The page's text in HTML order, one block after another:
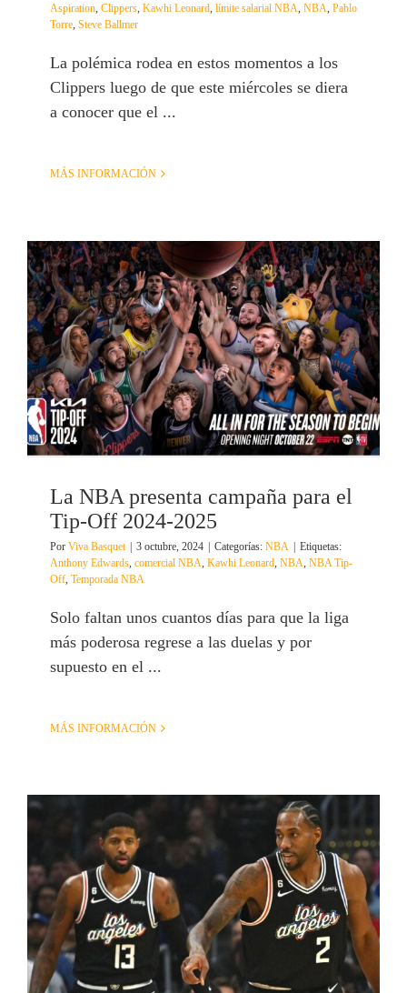
Aspiration Clippers Kawhi Leonard límite salarial NBA NBA Pablo
Torre Steve Ballmer
La polémica rodea en estos momentos a los
Clippers luego de que este miércoles se diera
a conocer que el ...
MÁS INFORMACIÓN
La NBA presenta campaña para el
Tip-Off 2024-2025
Por Viva Basquet | 3 octubre, 2024 | Categorías: NBA | Etiquetas:
Anthony Edwards comercial NBA Kawhi Leonard NBA NBA Tip-
Off Temporada NBA
Solo faltan unos cuantos días para que la liga
más poderosa regrese a las duelas y por
supuesto en el ...
MÁS INFORMACIÓN